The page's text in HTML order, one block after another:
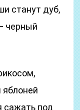
станут дуб,
черный
яблоней
сажать под